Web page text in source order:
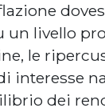
un livello
le
interesse
dei